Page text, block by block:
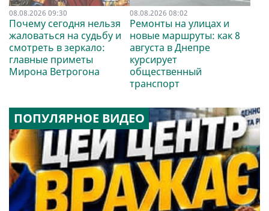
08.08.2026 09:30
Почему сегодня нельзя
жаловаться на судьбу и
смотреть в зеркало:
главные приметы
Мирона Ветрогона
08.08.2026 08:02
Ремонты на улицах и
новые маршруты: как 8
августа в Днепре
курсирует
общественный
транспорт
ПОПУЛЯРНОЕ ВИДЕО